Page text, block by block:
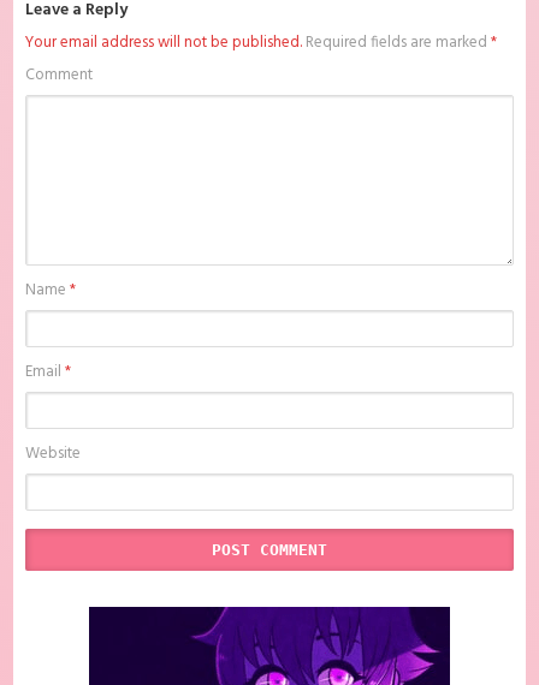
Meeting You Batch Subtitle Indonesia , download anime mp4 , mkv , bd
Meeting You Batch Subtitle Indonesia, Batchindo
Leave a Reply
Your email address will not be published.Required fields are marked*
Comment
Name*
Email*
Website